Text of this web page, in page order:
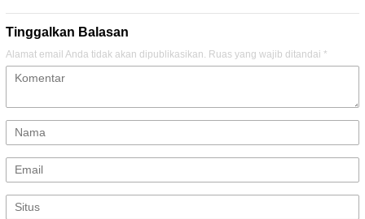
Tinggalkan Balasan
Alamat email Anda tidak akan dipublikasikan. Ruas yang wajib ditandai *